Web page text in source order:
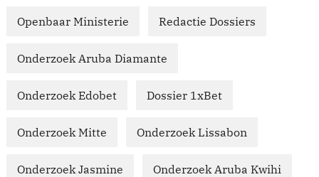
Openbaar Ministerie Redactie Dossiers
Onderzoek Aruba Diamante
Onderzoek Edobet Dossier 1xBet
Onderzoek Mitte Onderzoek Lissabon
Onderzoek Jasmine Onderzoek Aruba Kwihi